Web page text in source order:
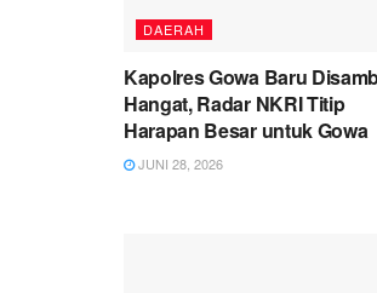
DAERAH
Kapolres Gowa Baru
Hangat, Radar NKRI Titip
Harapan Besar untuk Gowa
JUNI 28, 2026